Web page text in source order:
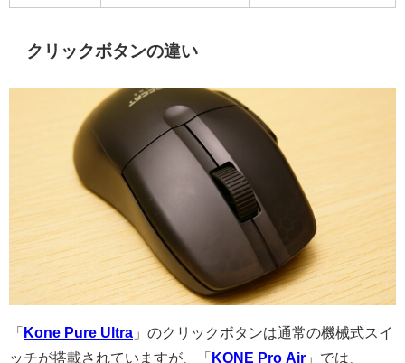
クリックボタンの違い
「 Kone Pure Ultra 」のクリックボタンは通常の機械式スイ
ッチが搭載されていますが、「 KONE Pro Air 」では、